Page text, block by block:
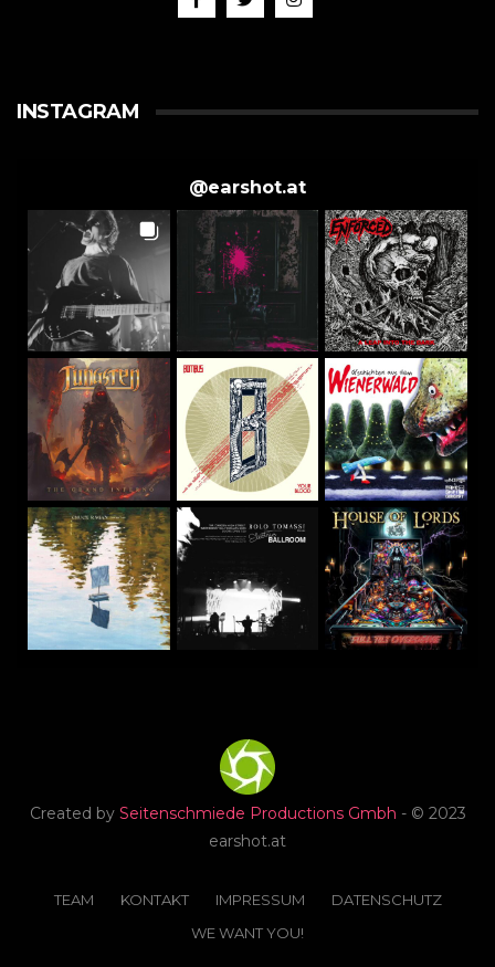
INSTAGRAM
@earshot.at
Created by Seitenschmiede Productions Gmbh - © 2023
earshot.at
TEAM KONTAKT IMPRESSUM
DATENSCHUTZ
WE WANT YOU!